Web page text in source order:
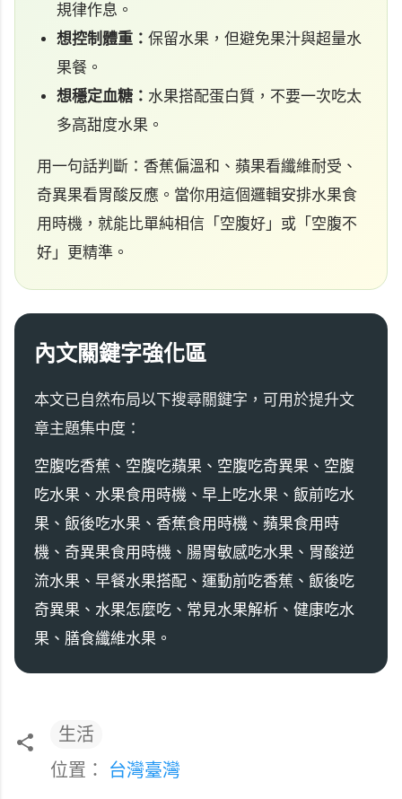
規律作息。
想控制體重： 保留水果，但避免果汁與超量水
果餐。
想穩定血糖： 水果搭配蛋白質，不要一次吃太
多高甜度水果。
用一句話判斷：香蕉偏溫和、蘋果看纖維耐受、
奇異果看胃酸反應。當你用這個邏輯安排水果食
用時機，就能比單純相信「空腹好」或「空腹不
好」更精準。
內文關鍵字強化區
本文已自然布局以下搜尋關鍵字，可用於提升文
章主題集中度：
空腹吃香蕉、空腹吃蘋果、空腹吃奇異果、空腹
吃水果、水果食用時機、早上吃水果、飯前吃水
果、飯後吃水果、香蕉食用時機、蘋果食用時
機、奇異果食用時機、腸胃敏感吃水果、胃酸逆
流水果、早餐水果搭配、運動前吃香蕉、飯後吃
奇異果、水果怎麼吃、常見水果解析、健康吃水
果、膳食纖維水果。
生活
位置： 台灣臺灣